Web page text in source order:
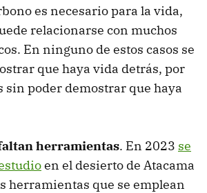
es necesario para la vida,
relacionarse con muchos
En ninguno de estos casos se
que haya vida detrás, por
sin poder demostrar que haya
herramientas. En 2023 se
en el desierto de Atacama
herramientas que se emplean